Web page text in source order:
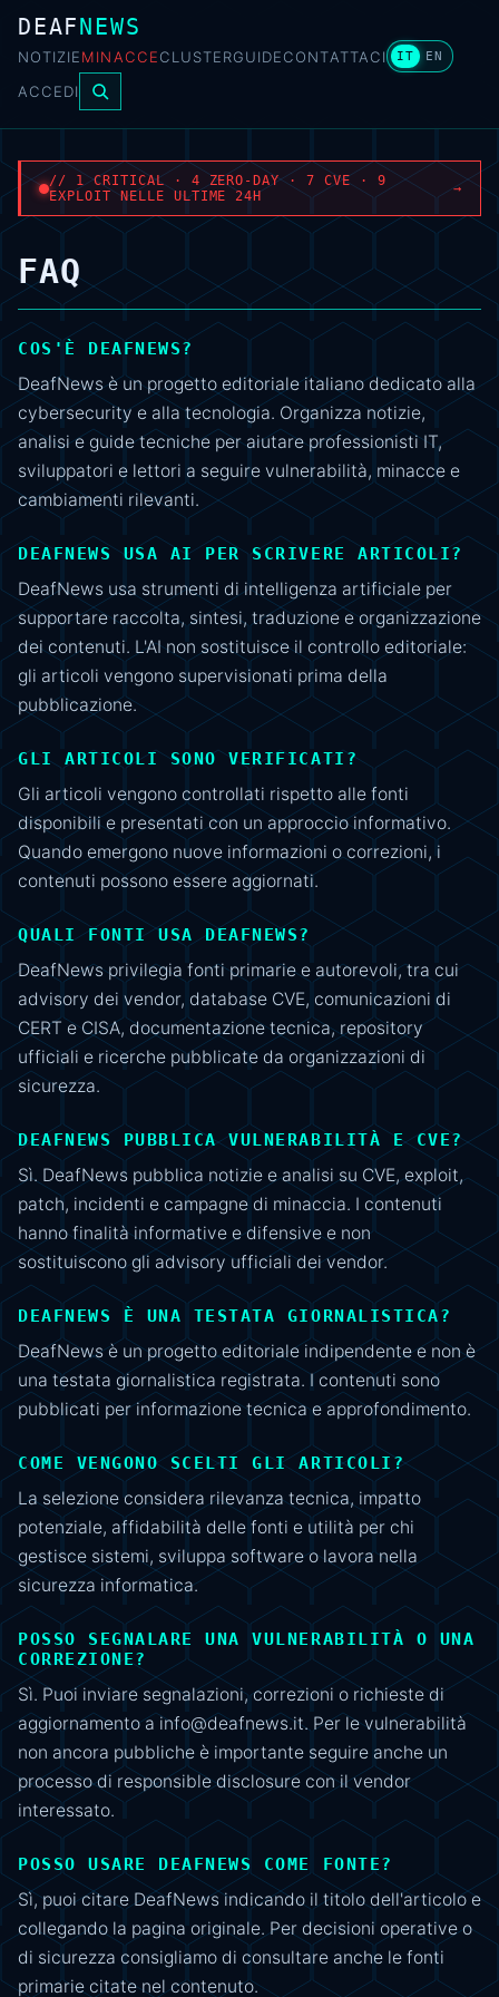
DEAFNEWS
NOTIZIEMINACCECLUSTERGUIDECONTATTACI IT EN
ACCEDI
// 1 CRITICAL · 4 ZERO-DAY · 7 CVE · 9
EXPLOIT NELLE ULTIME 24H
→
FAQ
COS'È DEAFNEWS?
DeafNews è un progetto editoriale italiano dedicato alla
cybersecurity e alla tecnologia. Organizza notizie,
analisi e guide tecniche per aiutare professionisti IT,
sviluppatori e lettori a seguire vulnerabilità, minacce e
cambiamenti rilevanti.
DEAFNEWS USA AI PER SCRIVERE ARTICOLI?
DeafNews usa strumenti di intelligenza artificiale per
supportare raccolta, sintesi, traduzione e organizzazione
dei contenuti. L'AI non sostituisce il controllo editoriale:
gli articoli vengono supervisionati prima della
pubblicazione.
GLI ARTICOLI SONO VERIFICATI?
Gli articoli vengono controllati rispetto alle fonti
disponibili e presentati con un approccio informativo.
Quando emergono nuove informazioni o correzioni, i
contenuti possono essere aggiornati.
QUALI FONTI USA DEAFNEWS?
DeafNews privilegia fonti primarie e autorevoli, tra cui
advisory dei vendor, database CVE, comunicazioni di
CERT e CISA, documentazione tecnica, repository
ufficiali e ricerche pubblicate da organizzazioni di
sicurezza.
DEAFNEWS PUBBLICA VULNERABILITÀ E CVE?
Sì. DeafNews pubblica notizie e analisi su CVE, exploit,
patch, incidenti e campagne di minaccia. I contenuti
hanno finalità informative e difensive e non
sostituiscono gli advisory ufficiali dei vendor.
DEAFNEWS È UNA TESTATA GIORNALISTICA?
DeafNews è un progetto editoriale indipendente e non è
una testata giornalistica registrata. I contenuti sono
pubblicati per informazione tecnica e approfondimento.
COME VENGONO SCELTI GLI ARTICOLI?
La selezione considera rilevanza tecnica, impatto
potenziale, affidabilità delle fonti e utilità per chi
gestisce sistemi, sviluppa software o lavora nella
sicurezza informatica.
POSSO SEGNALARE UNA VULNERABILITÀ O UNA
CORREZIONE?
Sì. Puoi inviare segnalazioni, correzioni o richieste di
aggiornamento a info@deafnews.it. Per le vulnerabilità
non ancora pubbliche è importante seguire anche un
processo di responsible disclosure con il vendor
interessato.
POSSO USARE DEAFNEWS COME FONTE?
Sì, puoi citare DeafNews indicando il titolo dell'articolo e
collegando la pagina originale. Per decisioni operative o
di sicurezza consigliamo di consultare anche le fonti
primarie citate nel contenuto.